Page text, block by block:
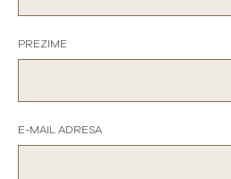
PREZIME
E-MAIL ADRESA